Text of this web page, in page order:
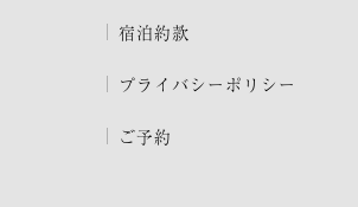
宿泊約款
プライバシーポリシー
ご予約